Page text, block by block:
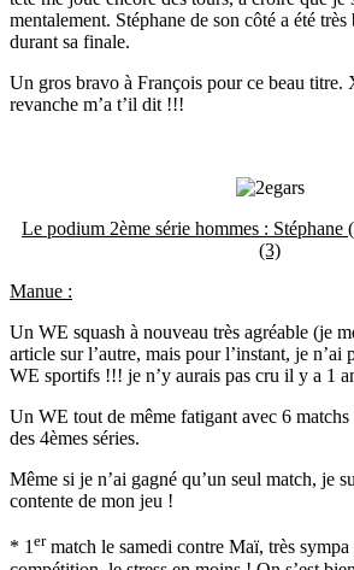
mentalement. Stéphane de son côté a été
durant sa finale.
Un gros bravo à François pour ce beau titre.
revanche m’a t’il dit !!!
Le podium 2ème série hommes : Stéphane
(3)
Manue :
Un WE squash à nouveau très agréable (je
article sur l’autre, mais pour l’instant, je n’ai
WE sportifs !!! je n’y aurais pas cru il y a 1
Un WE tout de même fatigant avec 6
des 4èmes séries.
Même si je n’ai gagné qu’un seul match, je
contente de mon jeu !
* 1ermatch le samedi contre Maï, très